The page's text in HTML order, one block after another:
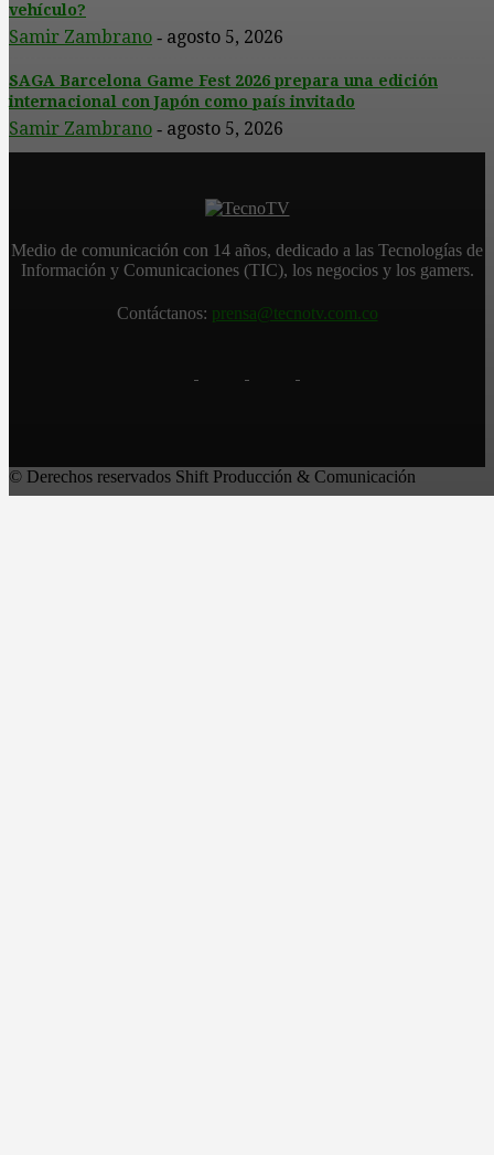
vehículo?
Samir Zambrano - agosto 5, 2026
SAGA Barcelona Game Fest 2026 prepara una edición
internacional con Japón como país invitado
Samir Zambrano - agosto 5, 2026
Medio de comunicación con 14 años, dedicado a las Tecnologías de
Información y Comunicaciones (TIC), los negocios y los gamers.
Contáctanos: prensa@tecnotv.com.co
© Derechos reservados Shift Producción & Comunicación